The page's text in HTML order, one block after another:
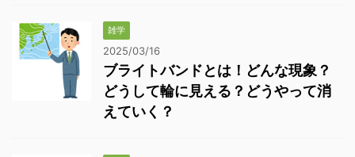
雑学
2025/03/16
ブライトバンドとは！どんな現象？
どうして輪に見える？どうやって消
えていく？